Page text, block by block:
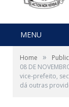
MENU
Home »
08 DE
vice-prefeito,
dá outras